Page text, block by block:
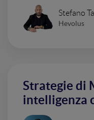
Stefano
Hevolus
Strategie di
intelligenza